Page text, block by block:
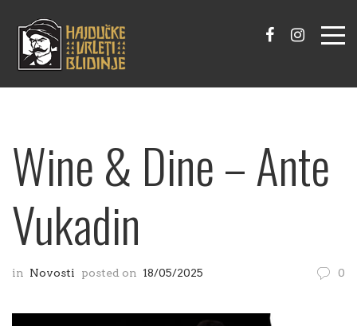
Wine & Dine – Ante
Vukadin
in Novosti posted on 18/05/2025 0